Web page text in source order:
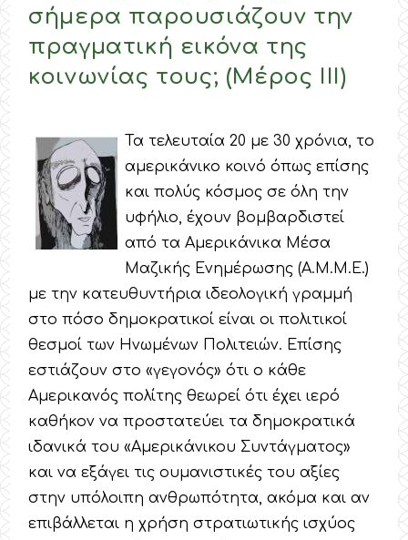
σήμερα παρουσιάζουν την
πραγματική εικόνα της
κοινωνίας τους; (Μέρος ΙΙΙ)
Τα τελευταία 20 με 30 χρόνια, το
αμερικάνικο κοινό όπως επίσης
και πολύς κόσμος σε όλη την
υφήλιο, έχουν βομβαρδιστεί
από τα Αμερικάνικα Μέσα
Μαζικής Ενημέρωσης (Α.Μ.Μ.Ε.)
με την κατευθυντήρια ιδεολογική γραμμή
στο πόσο δημοκρατικοί είναι οι πολιτικοί
θεσμοί των Ηνωμένων Πολιτειών. Επίσης
εστιάζουν στο «γεγονός» ότι ο κάθε
Αμερικανός πολίτης θεωρεί ότι έχει ιερό
καθήκον να προστατεύει τα δημοκρατικά
ιδανικά του «Αμερικάνικου Συντάγματος»
και να εξάγει τις ουμανιστικές του αξίες
στην υπόλοιπη ανθρωπότητα, ακόμα και αν
επιβάλλεται η χρήση στρατιωτικής ισχύος